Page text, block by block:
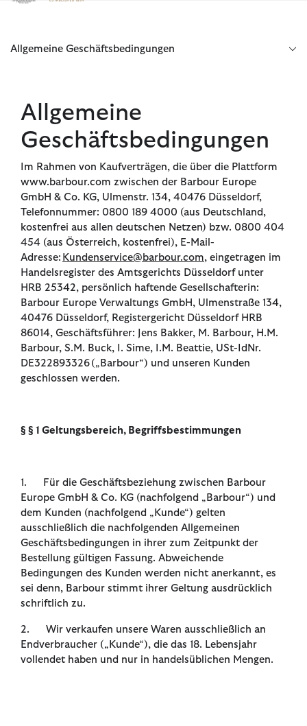
Klicken Sie hier, um unsere Barrierefreiheitserklärung
Allgemeine Geschäftsbedingungen
Allgemeine
Geschäftsbedingungen
Im Rahmen von Kaufverträgen, die über die Plattform
www.barbour.com zwischen der Barbour Europe
GmbH & Co. KG, Ulmenstr. 134, 40476 Düsseldorf,
Telefonnummer: 0800 189 4000 (aus Deutschland,
kostenfrei aus allen deutschen Netzen) bzw. 0800 404
454 (aus Österreich, kostenfrei), E-Mail-
Adresse: Kundenservice@barbour.com, eingetragen im
Handelsregister des Amtsgerichts Düsseldorf unter
HRB 25342, persönlich haftende Gesellschafterin:
Barbour Europe Verwaltungs GmbH, Ulmenstraße 134,
40476 Düsseldorf, Registergericht Düsseldorf HRB
86014, Geschäftsführer: Jens Bakker, M. Barbour, H.M.
Barbour, S.M. Buck, I. Sime, I.M. Beattie, USt-IdNr.
DE322893326 („Barbour“) und unseren Kunden
geschlossen werden.
§ § 1 Geltungsbereich, Begriffsbestimmungen
1. Für die Geschäftsbeziehung zwischen Barbour
Europe GmbH & Co. KG (nachfolgend „Barbour“) und
dem Kunden (nachfolgend „Kunde“) gelten
ausschließlich die nachfolgenden Allgemeinen
Geschäftsbedingungen in ihrer zum Zeitpunkt der
Bestellung gültigen Fassung. Abweichende
Bedingungen des Kunden werden nicht anerkannt, es
sei denn, Barbour stimmt ihrer Geltung ausdrücklich
schriftlich zu.
2. Wir verkaufen unsere Waren ausschließlich an
Endverbraucher („Kunde“), die das 18. Lebensjahr
vollendet haben und nur in handelsüblichen Mengen.